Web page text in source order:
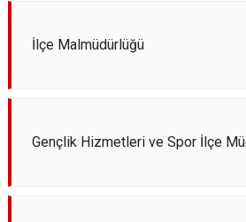
İlçe Malmüdürlüğü
Gençlik Hizmetleri ve Spor İlçe